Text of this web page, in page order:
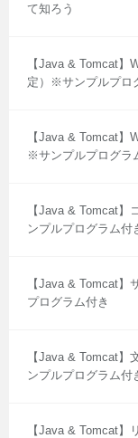
て知ろう
【Java & Tomcat】
定）※サンプルプロ
【Java & Tomcat】
※サンプルプログラ
【Java & Tomcat
ンプルプログラム付
【Java & Tomcat
プログラム付き
【Java & Tomcat
ンプルプログラム付
【Java & Tomcat